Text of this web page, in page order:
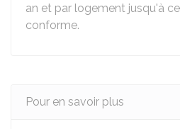
an et par logement jusqu'à
conforme.
Pour en savoir plus